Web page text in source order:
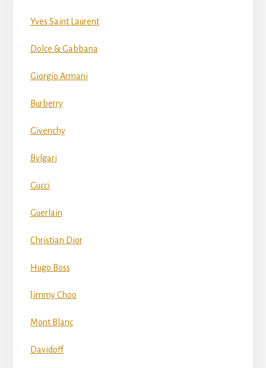
Yves Saint Laurent
Dolce & Gabbana
Giorgio Armani
Burberry
Givenchy
Bvlgari
Gucci
Guerlain
Christian Dior
Hugo Boss
Jimmy Choo
Mont Blanc
Davidoff